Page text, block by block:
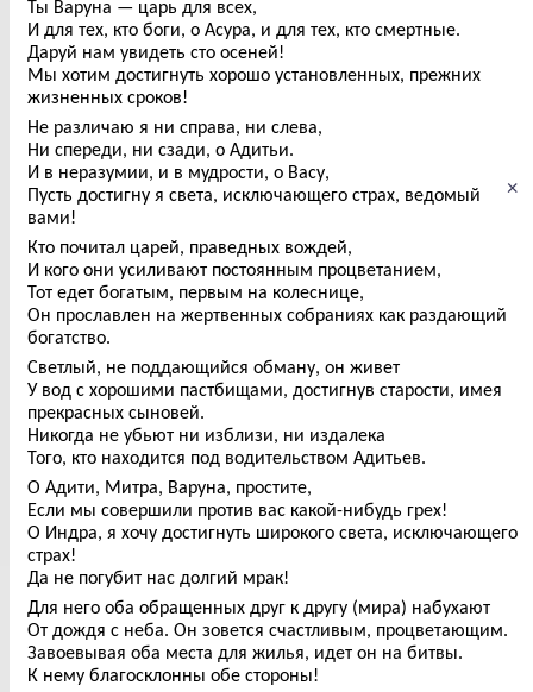
×
Ты Варуна — царь для всех,
И для тех, кто боги, о Асура, и для тех, кто смертные.
Даруй нам увидеть сто осеней!
Мы хотим достигнуть хорошо установленных, прежних
жизненных сроков!
Не различаю я ни справа, ни слева,
Ни спереди, ни сзади, о Адитьи.
И в неразумии, и в мудрости, о Васу,
Пусть достигну я света, исключающего страх, ведомый
вами!
Кто почитал царей, праведных вождей,
И кого они усиливают постоянным процветанием,
Тот едет богатым, первым на колеснице,
Он прославлен на жертвенных собраниях как раздающий
богатство.
Светлый, не поддающийся обману, он живет
У вод с хорошими пастбищами, достигнув старости, имея
прекрасных сыновей.
Никогда не убьют ни изблизи, ни издалека
Того, кто находится под водительством Адитьев.
О Адити, Митра, Варуна, простите,
Если мы совершили против вас какой-нибудь грех!
О Индра, я хочу достигнуть широкого света, исключающего
страх!
Да не погубит нас долгий мрак!
Для него оба обращенных друг к другу (мира) набухают
От дождя с неба. Он зовется счастливым, процветающим.
Завоевывая оба места для жилья, идет он на битвы.
К нему благосклонны обе стороны!